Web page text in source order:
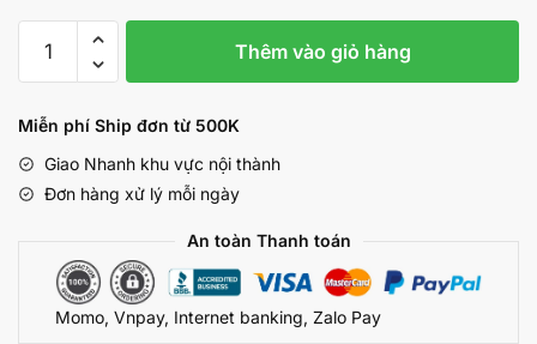
hít
không
dây
động
CG8880
Thêm vào giỏ hàng
Miễn phí Ship đơn từ 500K
Giao Nhanh khu vực nội thành
Đơn hàng xử lý mỗi ngày
An toàn Thanh toán
Momo, Vnpay, Internet banking, Zalo Pay